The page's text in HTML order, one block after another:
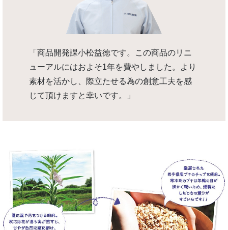
「商品開発課小松益徳です。この商品のリニ
ューアルにはおよそ1年を費やしました。より
素材を活かし、際立たせる為の創意工夫を感
じて頂けますと幸いです。」